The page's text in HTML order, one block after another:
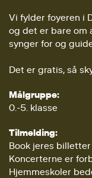
Vi fylder foyeren i
og det er bare om
synger for og
Det er gratis, så
Målgruppe:
0.-5. klasse
Tilmelding:
Book jeres
Koncerterne er
Hjemmeskoler